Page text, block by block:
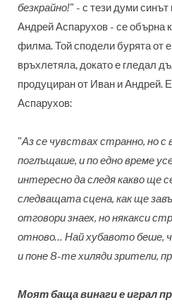
безкрайно!" - с тези думи синът
Андрей Аспарухов - се обърна
филма. Той сподели бурята от
връхлетяла, докато е гледал
продуциран от Иван и Андрей.
Аспарухов:
"Аз се чувствах странно, но
поглъщаше, и по едно време
интересно да следя какво ще
следващата сцена, как ще
отговори знаех, но някакси
отново… Най хубавото беше,
и поне 8-те хиляди зрители,
Моят баща винаги е играл